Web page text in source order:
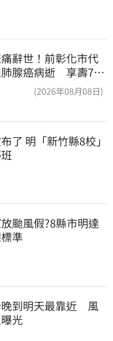
辭世！前彰化市代
肺腺癌病逝 享壽71
(2026年08月08日)
了 明「新竹縣8校」
颱風假?8縣市明達
準
到明天最靠近　風
光